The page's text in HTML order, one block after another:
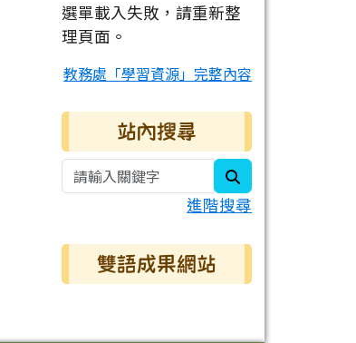
選單載入失敗，請重新整
理頁面。
教務處「學習資源」完整內容
站內搜尋
進階搜尋
雙語成果網站